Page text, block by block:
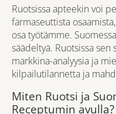
Ruotsissa apteekin voi
farmaseuttista
osa työtämme.
säädeltyä. Ruotsissa sen
markkina-analyysia ja
kilpailutilannetta ja
Miten Ruotsi ja
Receptumin avulla?